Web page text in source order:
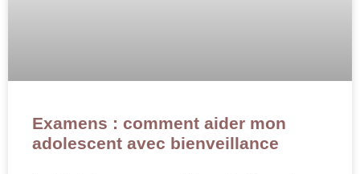
Examens : comment aider mon
adolescent avec bienveillance